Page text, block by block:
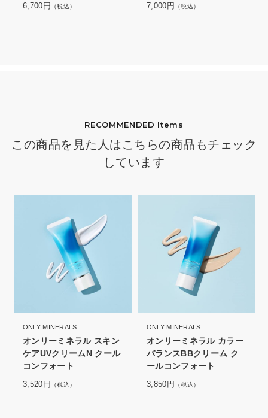
6,700円 （税込） 7,000円 （税込）
RECOMMENDED Items
この商品を見た人はこちらの商品もチェック
しています
ONLY MINERALS
オンリーミネラル スキン
ケアUVクリームN クール
コンフォート
3,520円 （税込）
ONLY MINERALS
オンリーミネラル カラー
バランスBBクリーム ク
ールコンフォート
3,850円 （税込）